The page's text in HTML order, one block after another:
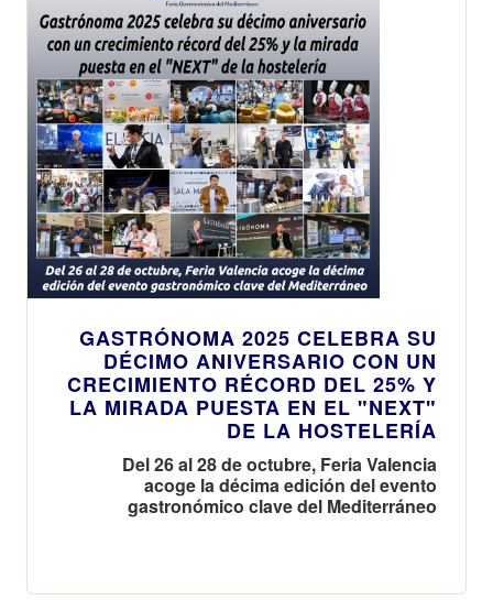
GASTRÓNOMA 2025 CELEBRA SU
DÉCIMO ANIVERSARIO CON UN
CRECIMIENTO RÉCORD DEL 25% Y
LA MIRADA PUESTA EN EL "NEXT"
DE LA HOSTELERÍA
Del 26 al 28 de octubre, Feria Valencia
acoge la décima edición del evento
gastronómico clave del Mediterráneo